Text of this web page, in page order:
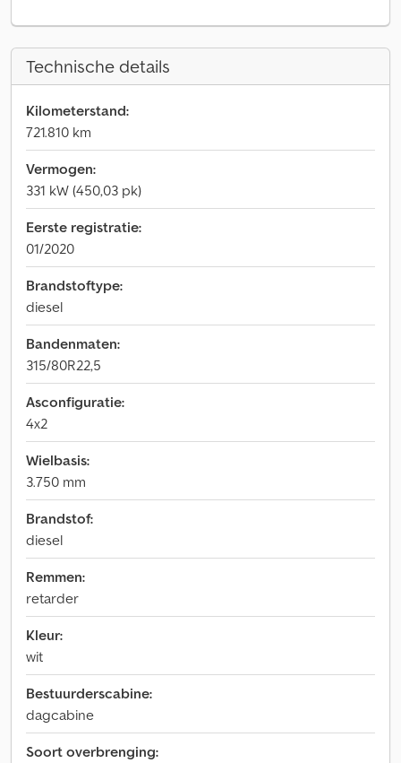
Technische details
Kilometerstand:
721.810 km
Vermogen:
331 kW (450,03 pk)
Eerste registratie:
01/2020
Brandstoftype:
diesel
Bandenmaten:
315/80R22,5
Asconfiguratie:
4x2
Wielbasis:
3.750 mm
Brandstof:
diesel
Remmen:
retarder
Kleur:
wit
Bestuurderscabine:
dagcabine
Soort overbrenging: